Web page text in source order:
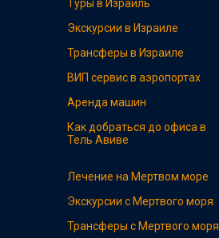
Туры в Израиль
Экскурсии в Израиле
Трансферы в Израиле
ВИП сервис в аэропортах
Аренда машин
Как добраться до офиса в
Тель Авиве
Лечение на Мертвом море
Экскурсии с Мертвого моря
Трансферы с Мертвого моря